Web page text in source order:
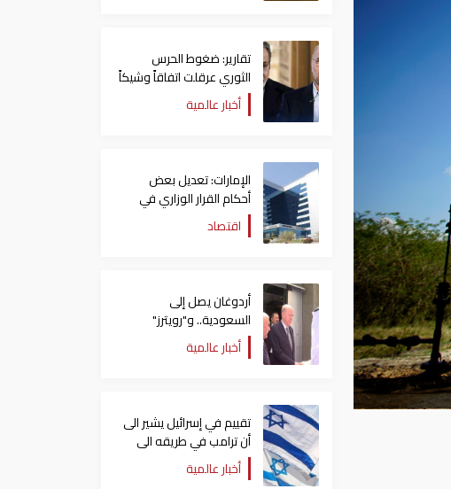
تقارير: ضغوط الحرس
الثوري عرقلت اتفاقاً وشيكاً
حول هرمز
أخبار عالمية
الإمارات: تعديل بعض
أحكام القرار الوزاري في
شأن الضريبة على الشركات
والأعمال
اقتصاد
أردوغان يصل إلى
السعودية.. و"رويترز"
تكشف تفاصيل الاتفاق
المرتقب
أخبار عالمية
تقييم في إسرائيل يشير الى
أن ترامب في طريقه الى
إبرام اتفاق مع إيران
أخبار عالمية